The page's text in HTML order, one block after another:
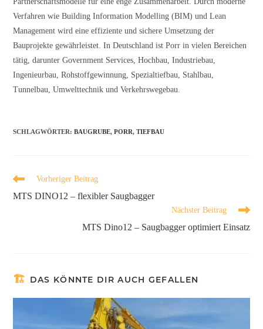
Verfahren wie Building Information Modelling (BIM) und Lean
Management wird eine effiziente und sichere Umsetzung der
Bauprojekte gewährleistet. In Deutschland ist Porr in vielen Bereichen
tätig, darunter Government Services, Hochbau, Industriebau,
Ingenieurbau, Rohstoffgewinnung, Spezialtiefbau, Stahlbau,
Tunnelbau, Umwelttechnik und Verkehrswegebau.
SCHLAGWÖRTER:BAUGRUBE, PORR, TIEFBAU
Vorheriger Beitrag
MTS DINO12 – flexibler Saugbagger
Nächster Beitrag
MTS Dino12 – Saugbagger optimiert Einsatz
DAS KÖNNTE DIR AUCH GEFALLEN